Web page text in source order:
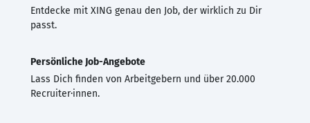
Entdecke mit XING genau den Job, der wirklich zu Dir
passt.
Persönliche Job-Angebote
Lass Dich finden von Arbeitgebern und über 20.000
Recruiter·innen.